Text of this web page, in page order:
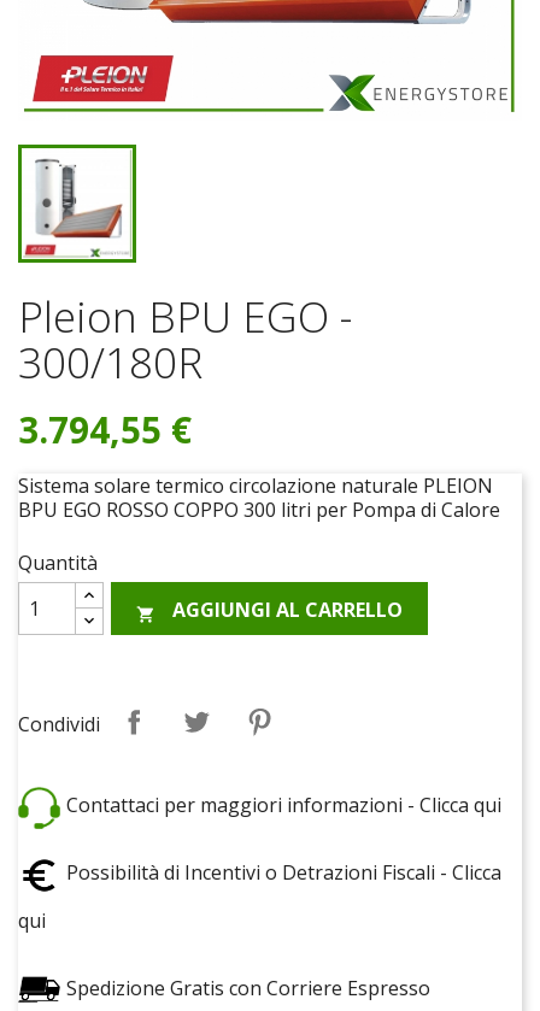
Pleion BPU EGO -
300/180R
3.794,55 €
Sistema solare termico circolazione naturale PLEION
BPU EGO ROSSO COPPO 300 litri per Pompa di Calore
Quantità
 AGGIUNGI AL CARRELLO
Condividi
Contattaci per maggiori informazioni - Clicca qui
Possibilità di Incentivi o Detrazioni Fiscali - Clicca
qui
Spedizione Gratis con Corriere Espresso